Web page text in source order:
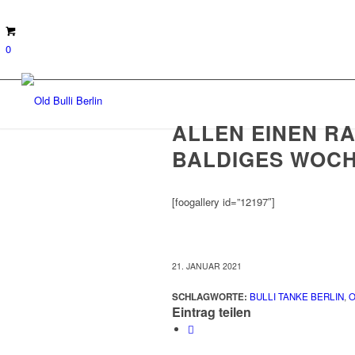
0
ALLEN EINEN
BALDIGES
[foogallery id=”12197″]
21. JANUAR 2021
SCHLAGWORTE: BULLI TANKE BERLIN,
Eintrag teilen